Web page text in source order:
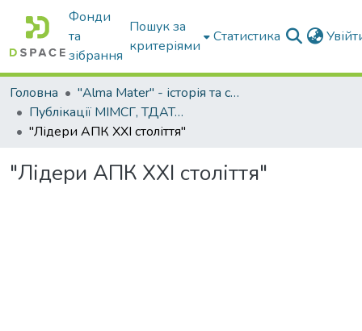
Фонди
та
зібрання
Пошук за
критеріями
Статистика
Головна
"Alma Mater" - історія та сьогодення Університету
Публікації МІМСГ, ТДАТА, ТДАТУ
"Лідери АПК ХХІ століття"
"Лідери АПК ХХІ століття"